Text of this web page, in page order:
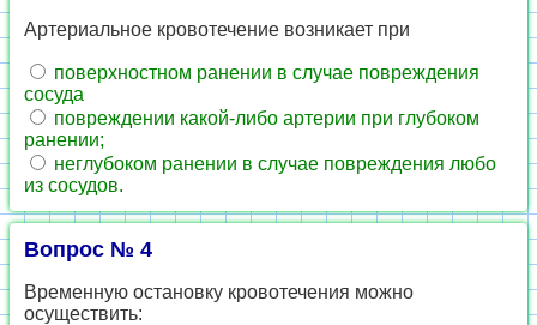
Артериальное кровотечение возникает при
поверхностном ранении в случае повреждения
сосуда
повреждении какой-либо артерии при глубоком
ранении;
неглубоком ранении в случае повреждения любо
из сосудов.
Вопрос № 4
Временную остановку кровотечения можно
ocyществить: